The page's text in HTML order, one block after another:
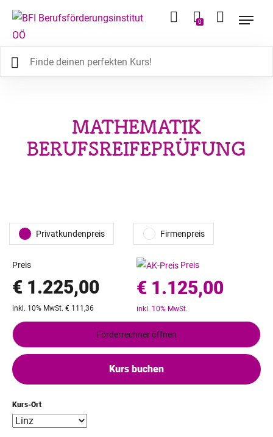
0
MATHEMATIK
BERUFSREIFEPRÜFUNG
Kurs-Ort
Privatkundenpreis Firmenpreis
Preis
€ 1.225,00
inkl. 10% MwSt. € 111,36
Preis
€ 1.125,00
inkl. 10% MwSt.
Förderrechner öffnen
Kurs buchen